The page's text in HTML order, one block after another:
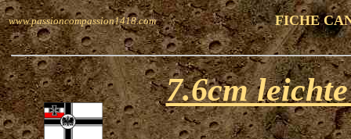
www.passioncompassion1418.com FICHE
7.6cm